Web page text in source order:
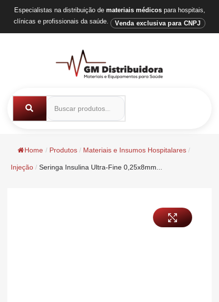
Especialistas na distribuição de materiais médicospara hospitais,
clínicas e profissionais da saúde.
Venda exclusiva para CNPJ
Home / Produtos / Materiais e Insumos Hospitalares /
Injeção / Seringa Insulina Ultra-Fine 0,25x8mm...